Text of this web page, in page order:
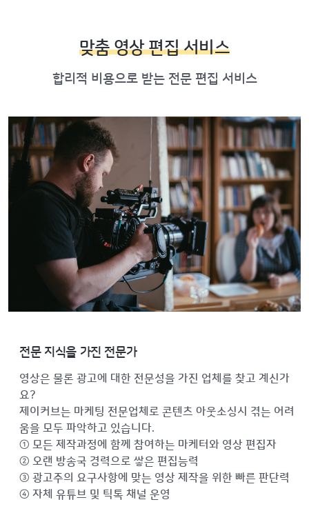
맞춤 영상 편집 서비스
합리적 비용으로 받는 전문 편집 서비스
전문 지식을 가진 전문가
영상은 물론 광고에 대한 전문성을 가진 업체를 찾고 계신가
요?
제이커브는 마케팅 전문업체로 콘텐츠 아웃소싱시 겪는 어려
움을 모두 파악하고 있습니다.
① 모든 제작과정에 함께 참여하는 마케터와 영상 편집자
② 오랜 방송국 경력으로 쌓은 편집능력
③ 광고주의 요구사항에 맞는 영상 제작을 위한 빠른 판단력
④ 자체 유튜브 및 틱톡 채널 운영